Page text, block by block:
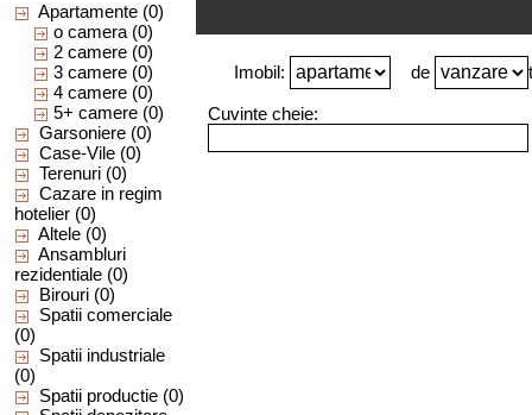
Apartamente (0)
o camera (0)
2 camere (0)
3 camere (0)
4 camere (0)
5+ camere (0)
Garsoniere (0)
Case-Vile (0)
Terenuri (0)
Cazare in regim
hotelier (0)
Altele (0)
Ansambluri
rezidentiale (0)
Birouri (0)
Spatii comerciale
(0)
Spatii industriale
(0)
Spatii productie (0)
Imobil: de
Cuvinte cheie: